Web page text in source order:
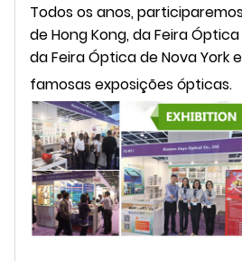
Todos os anos,
de Hong Kong, da Feira Óptica
da Feira Óptica de Nova York
famosas exposições ópticas.